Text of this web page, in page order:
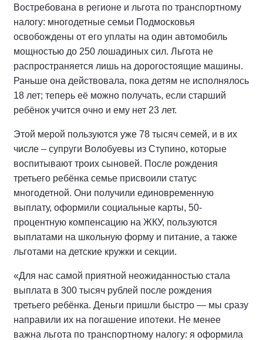
Востребована в регионе и льгота по транспортному
налогу: многодетные семьи Подмосковья
освобождены от его уплаты на один автомобиль
мощностью до 250 лошадиных сил. Льгота не
распространяется лишь на дорогостоящие машины.
Раньше она действовала, пока детям не исполнялось
18 лет; теперь её можно получать, если старший
ребёнок учится очно и ему нет 23 лет.
Этой мерой пользуются уже 78 тысяч семей, и в их
числе – супруги Волобуевы из Ступино, которые
воспитывают троих сыновей. После рождения
третьего ребёнка семье присвоили статус
многодетной. Они получили единовременную
выплату, оформили социальные карты, 50-
процентную компенсацию на ЖКУ, пользуются
выплатами на школьную форму и питание, а также
льготами на детские кружки и секции.
«Для нас самой приятной неожиданностью стала
выплата в 300 тысяч рублей после рождения
третьего ребёнка. Деньги пришли быстро — мы сразу
направили их на погашение ипотеки. Не менее
важна льгота по транспортному налогу: я оформила